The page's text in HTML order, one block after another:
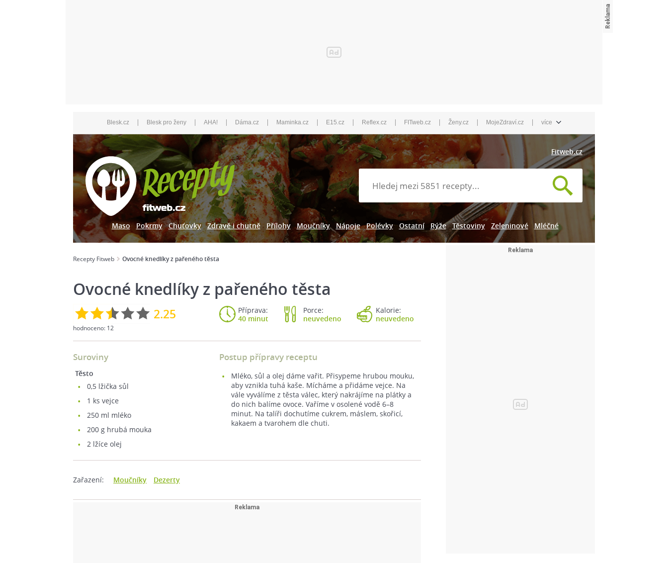
Blesk.cz | Blesk pro ženy | AHA! | Dáma.cz | Maminka.cz | E15.cz | Reflex.cz | FITweb.cz | Ženy.cz | MojeZdraví.cz | více
Fitweb.cz
Maso Pokrmy Chuťovky Zdravě i chutně Přílohy Moučníky Nápoje Polévky Ostatní Rýže Těstoviny Zeleninové Mléčné
Recepty Fitweb Ovocné knedlíky z pařeného těsta
Ovocné knedlíky z pařeného těsta
2.25
hodnoceno: 12
Příprava:
40 minut
Porce:
neuvedeno
Kalorie:
neuvedeno
Suroviny
Těsto
0,5 lžička sůl
1 ks vejce
250 ml mléko
200 g hrubá mouka
2 lžíce olej
Postup přípravy receptu
Mléko, sůl a olej dáme vařit. Přisypeme hrubou mouku,
aby vznikla tuhá kaše. Mícháme a přidáme vejce. Na
vále vyválíme z těsta válec, který nakrájíme na plátky a
do nich balíme ovoce. Vaříme v osolené vodě 6–8
minut. Na talíři dochutíme cukrem, máslem, skořicí,
kakaem a tvarohem dle chuti.
Zařazení: Moučníky Dezerty